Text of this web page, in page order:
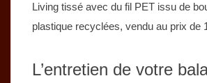
Living tissé avec du fil PET issu de
plastique recyclées, vendu au prix de
L’entretien de votre